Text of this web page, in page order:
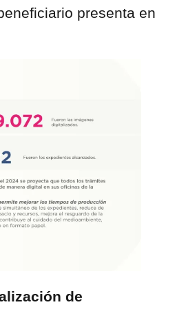
presenta en
de